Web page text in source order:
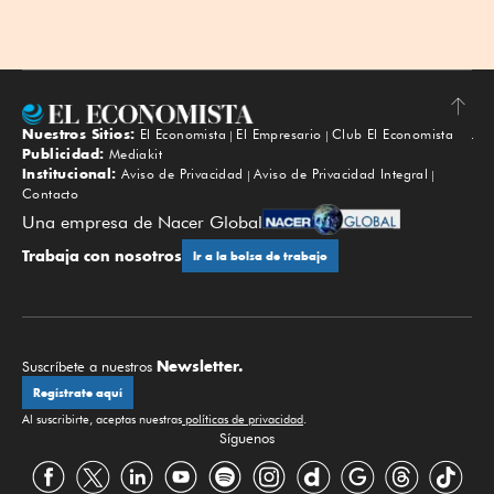
Subir
Nuestros Sitios: El Economista El Empresario
Club El Economista
Publicidad: Mediakit
Institucional: Aviso de Privacidad
Aviso de Privacidad Integral
Contacto
Una empresa de Nacer Global
Trabaja con nosotros Ir a la bolsa de trabajo
Suscríbete a nuestros Newsletter.
Regístrate aquí
Al suscribirte, aceptas nuestras políticas de privacidad.
Síguenos